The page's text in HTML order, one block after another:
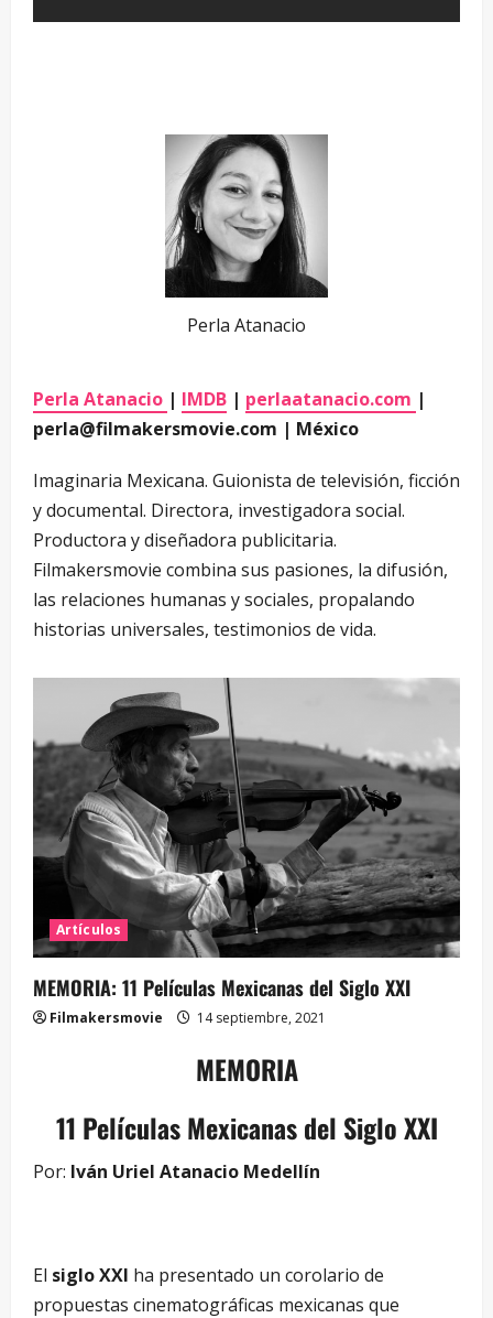
Perla Atanacio
Perla Atanacio | IMDB | perlaatanacio.com |
perla@filmakersmovie.com | México
Imaginaria Mexicana. Guionista de televisión, ficción
y documental. Directora, investigadora social.
Productora y diseñadora publicitaria.
Filmakersmovie combina sus pasiones, la difusión,
las relaciones humanas y sociales, propalando
historias universales, testimonios de vida.
Artículos
MEMORIA: 11 Películas Mexicanas del Siglo XXI
Filmakersmovie 14 septiembre, 2021
MEMORIA
11 Películas Mexicanas del Siglo XXI
Por: Iván Uriel Atanacio Medellín
El siglo XXI ha presentado un corolario de
propuestas cinematográficas mexicanas que